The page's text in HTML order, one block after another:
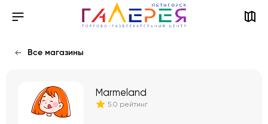
Все магазины
Marmeland
5.0 рейтинг